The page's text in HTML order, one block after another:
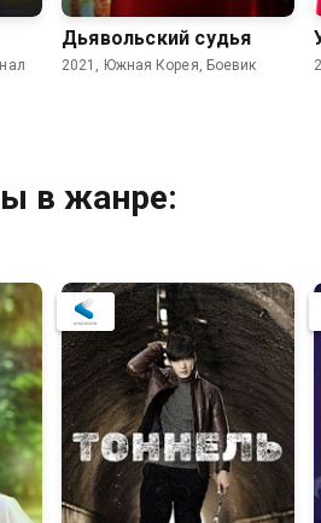
Дьявольский судья
2021, Южная Корея, Боевик
в жанре: